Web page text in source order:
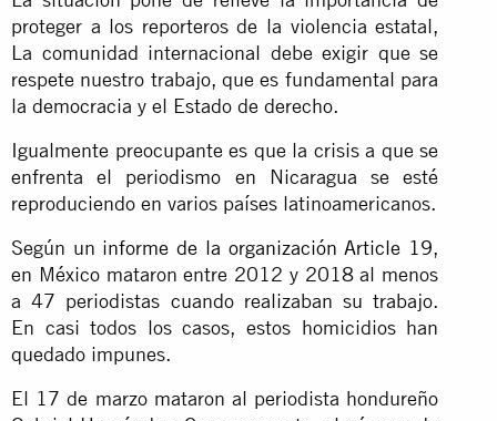
proteger a los reporteros de la violencia estatal,
La comunidad internacional debe exigir que se
respete nuestro trabajo, que es fundamental para
la democracia y el Estado de derecho.
Igualmente preocupante es que la crisis a que se
enfrenta el periodismo en Nicaragua se esté
reproduciendo en varios países latinoamericanos.
Según un informe de la organización Article 19,
en México mataron entre 2012 y 2018 al menos
a 47 periodistas cuando realizaban su trabajo.
En casi todos los casos, estos homicidios han
quedado impunes.
El 17 de marzo mataron al periodista hondureño